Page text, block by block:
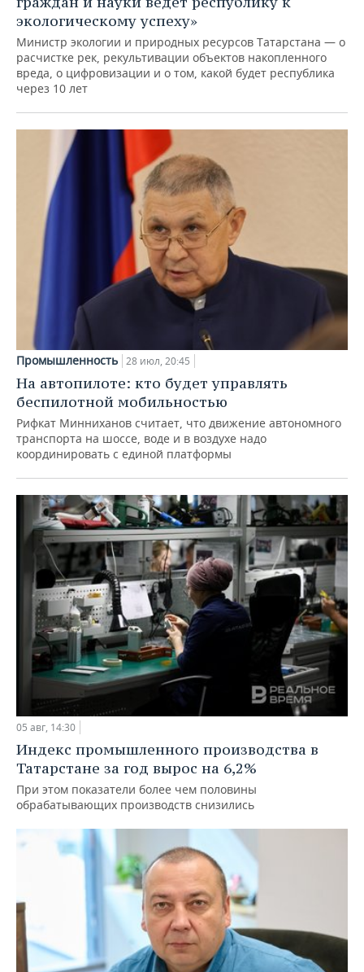
экологическому успеху»
Министр экологии и природных ресурсов Татарстана — о
расчистке рек, рекультивации объектов накопленного
вреда, о цифровизации и о том, какой будет республика
через 10 лет
Промышленность 28 июл, 20:45
На автопилоте: кто будет управлять
беспилотной мобильностью
Рифкат Минниханов считает, что движение автономного
транспорта на шоссе, воде и в воздухе надо
координировать с единой платформы
05 авг, 14:30
Индекс промышленного производства в
Татарстане за год вырос на 6,2%
При этом показатели более чем половины
обрабатывающих производств снизились